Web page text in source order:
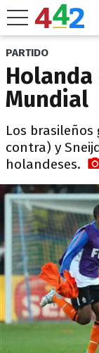
PARTIDO
Mundial
Los brasileños
contra) y
holandeses.